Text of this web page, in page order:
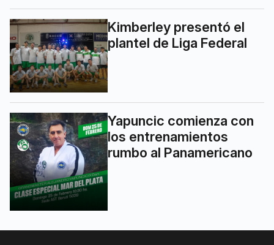
Kimberley presentó el
plantel de Liga Federal
Yapuncic comienza con
los entrenamientos
rumbo al Panamericano